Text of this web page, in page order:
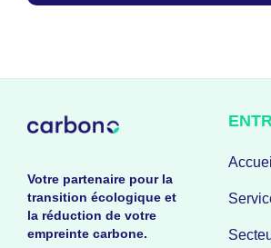
Votre partenaire pour la
transition écologique et
la réduction de votre
empreinte carbone.
Accueil